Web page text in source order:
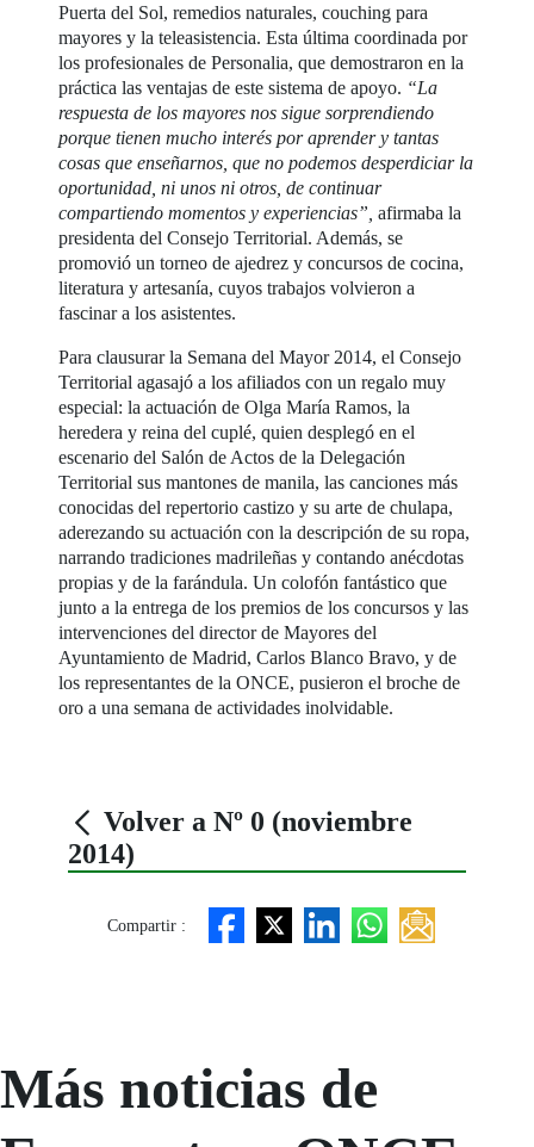
Puerta del Sol, remedios naturales, couching para
mayores y la teleasistencia. Esta última coordinada por
los profesionales de Personalia, que demostraron en la
práctica las ventajas de este sistema de apoyo. “La
respuesta de los mayores nos sigue sorprendiendo
porque tienen mucho interés por aprender y tantas
cosas que enseñarnos, que no podemos desperdiciar la
oportunidad, ni unos ni otros, de continuar
compartiendo momentos y experiencias”,afirmaba la
presidenta del Consejo Territorial. Además, se
promovió un torneo de ajedrez y concursos de cocina,
literatura y artesanía, cuyos trabajos volvieron a
fascinar a los asistentes.
Para clausurar la Semana del Mayor 2014, el Consejo
Territorial agasajó a los afiliados con un regalo muy
especial: la actuación de Olga María Ramos, la
heredera y reina del cuplé, quien desplegó en el
escenario del Salón de Actos de la Delegación
Territorial sus mantones de manila, las canciones más
conocidas del repertorio castizo y su arte de chulapa,
aderezando su actuación con la descripción de su ropa,
narrando tradiciones madrileñas y contando anécdotas
propias y de la farándula. Un colofón fantástico que
junto a la entrega de los premios de los concursos y las
intervenciones del director de Mayores del
Ayuntamiento de Madrid, Carlos Blanco Bravo, y de
los representantes de la ONCE, pusieron el broche de
oro a una semana de actividades inolvidable.
Volver a Nº 0 (noviembre
2014)
Compartir :
Más noticias de